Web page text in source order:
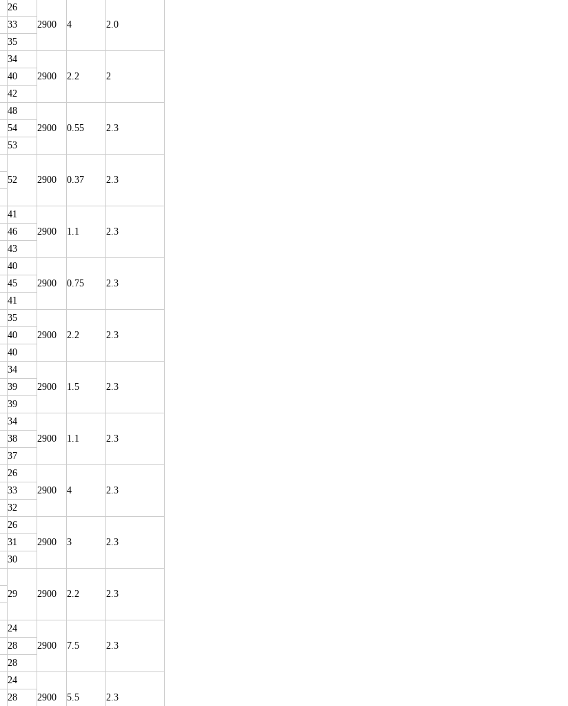
26
2900
4 2.0
33
35
34
2900
2.2 2
40
42
48
2900
0.55 2.3
54
53
52
2900 0.37 2.3
41
2900
1.1 2.3
46
43
40
2900
0.75 2.3
45
41
35
2900
2.2 2.3
40
40
34
2900
1.5 2.3
39
39
34
2900
1.1 2.3
38
37
26
2900
4 2.3
33
32
26
2900
3 2.3
31
30
29
2900 2.2 2.3
24
2900
7.5 2.3
28
28
24
2900
5.5 2.3
28